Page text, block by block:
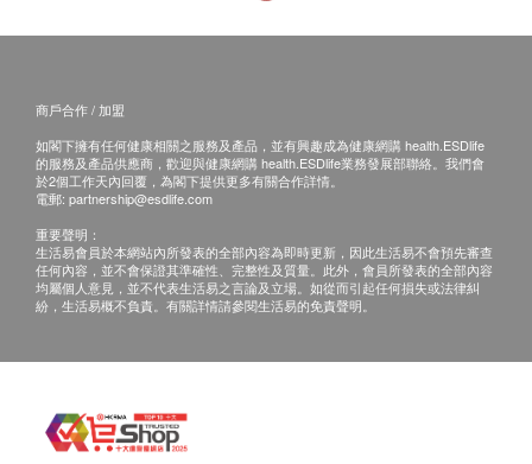
health.ESDlife寄出之確認成功付款電郵後，優健
基因資訊科技有限公司將於隨後1-2個工作天的辦
亦可致電查詢 (電話：+852 3989 6160)
如客戶購買口腔細胞採樣棒，收到確認成功付款電
郵後，優健基因資訊科技有限公司將於隨後3個工
未成年客人檢測指引 (18歳以下人士) ：必須由家
商戶合作 / 加盟
如閣下擁有任何健康相關之服務及產品，並有興趣成為健康網購 health.ESDlife
的服務及產品供應商，歡迎與健康網購 health.ESDlife業務發展部聯絡。我們會
於2個工作天內回覆，為閣下提供更多有關合作詳情。
電郵: partnership@esdlife.com
重要聲明：
生活易會員於本網站內所發表的全部內容為即時更新，因此生活易不會預先審查
任何內容，並不會保證其準確性、完整性及質量。此外，會員所發表的全部內容
均屬個人意見，並不代表生活易之言論及立場。如從而引起任何損失或法律糾
紛，生活易概不負責。有關詳情請參閱生活易的免責聲明。